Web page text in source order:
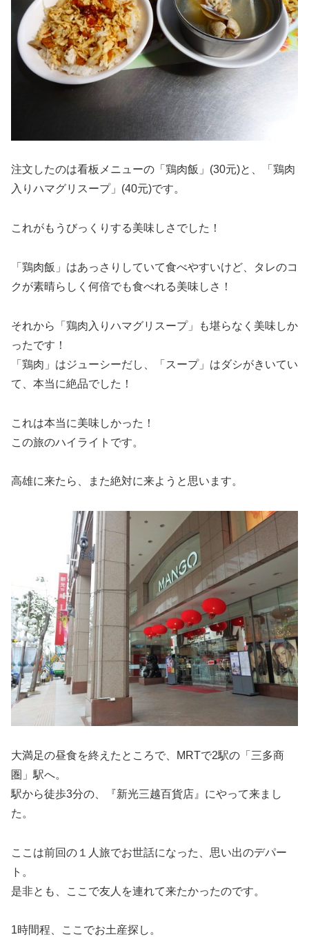
注文したのは看板メニューの「鶏肉飯」(30元)と、「鶏肉
入りハマグリスープ」(40元)です。
これがもうびっくりする美味しさでした！
「鶏肉飯」はあっさりしていて食べやすいけど、タレのコ
クが素晴らしく何倍でも食べれる美味しさ！
それから「鶏肉入りハマグリスープ」も堪らなく美味しか
ったです！
「鶏肉」はジューシーだし、「スープ」はダシがきいてい
て、本当に絶品でした！
これは本当に美味しかった！
この旅のハイライトです。
高雄に来たら、また絶対に来ようと思います。
大満足の昼食を終えたところで、MRTで2駅の「三多商
圏」駅へ。
駅から徒歩3分の、『新光三越百貨店』にやって来まし
た。
ここは前回の１人旅でお世話になった、思い出のデパー
ト。
是非とも、ここで友人を連れて来たかったのです。
1時間程、ここでお土産探し。